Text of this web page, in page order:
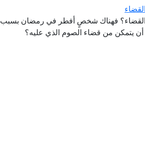
فهناك شخصٍ أفطر في رمضان بسبب
أن يتمكن من قضاء الصوم الذي عليه؟